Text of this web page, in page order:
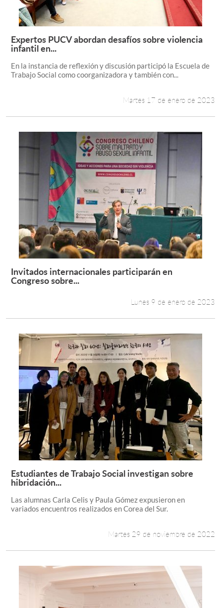
Leer más +
Expertos PUCV abordan desafíos sobre violencia
infantil en...
En la instancia de reflexión y discusión participó la Escuela de
Trabajo Social como coorganizadora y también con...
Martes 17 de enero de 2023
Leer más +
Invitados internacionales participarán en
Congreso sobre...
Lunes 9 de enero de 2023
Leer más +
Estudiantes de Trabajo Social investigan sobre
hibridación...
Las alumnas Carla Celis y Paula Gómez expusieron en
variados encuentros realizados en Corea del Sur.
Martes 29 de noviembre de 2022